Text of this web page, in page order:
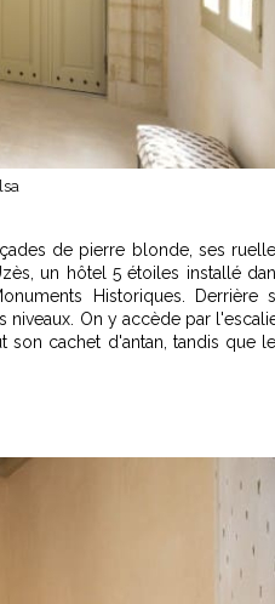
de pierre blonde, ses
un hôtel 5 étoiles installé
Historiques. Derrière
niveaux. On y accède par
son cachet d'antan, tandis que